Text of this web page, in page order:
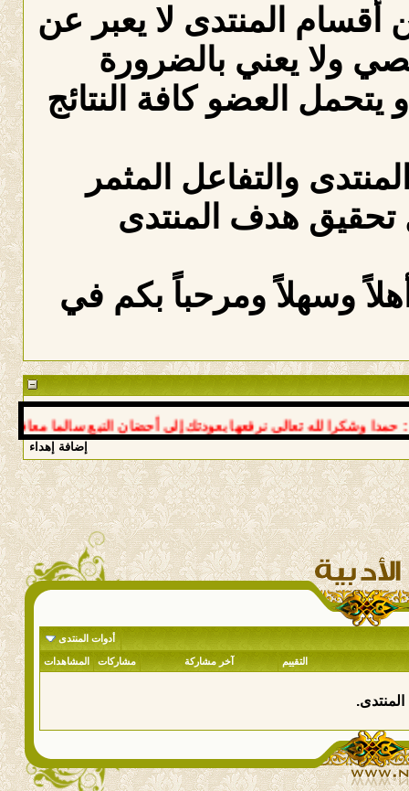
المنتدى لا يعبر عن
ولا يعني بالضرورة
العضو كافة النتائج
والتفاعل المثمر
هدف المنتدى
وسهلاً ومرحباً بكم في
وشكرا لله تعالى نرفعها بعودتك إلى أحضان النبع سالما معافى د
إضافة إهداء
أدوات المنتدى
التقييم آخر مشاركة مشاركات المشاهدات